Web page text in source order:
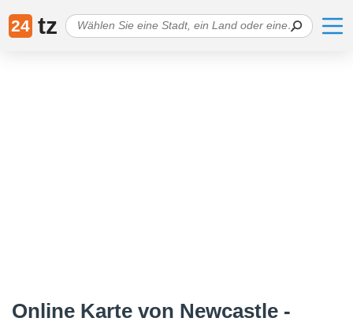
24 tz
Online Karte von Newcastle -